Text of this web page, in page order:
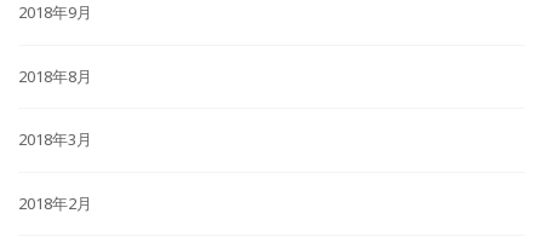
2018年9月
2018年8月
2018年3月
2018年2月